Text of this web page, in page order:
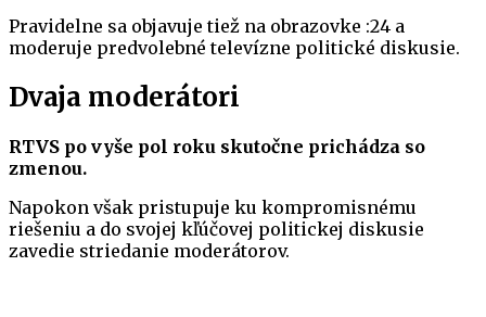
Pravidelne sa objavuje tiež na obrazovke :24 a
moderuje predvolebné televízne politické diskusie.
Dvaja moderátori
RTVS po vyše pol roku skutočne prichádza so
zmenou.
Napokon však pristupuje ku kompromisnému
riešeniu a do svojej kľúčovej politickej diskusie
zavedie striedanie moderátorov.